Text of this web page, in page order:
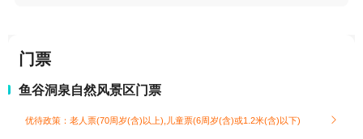
门票
鱼谷洞泉自然风景区门票
优待政策：老人票(70周岁(含)以上),儿童票(6周岁(含)或1.2米(含)以下) 